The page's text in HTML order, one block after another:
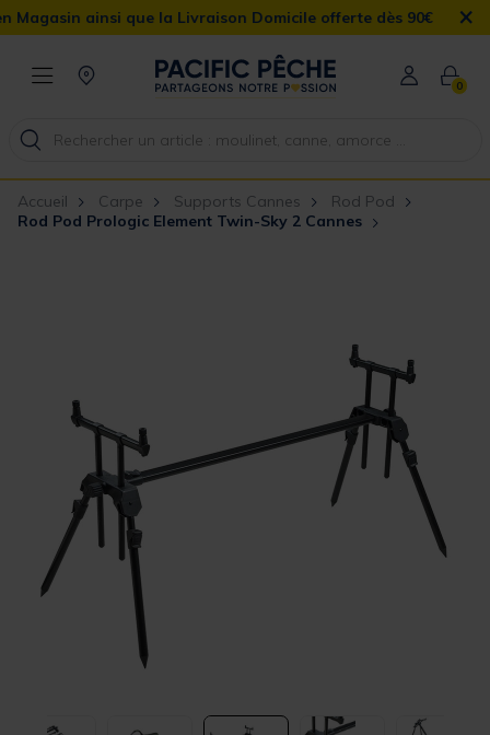
ainsi que la Livraison Domicile offerte dès 90€ ×
0
Accueil Carpe Supports Cannes
Rod Pod
Rod Pod Prologic Element Twin-Sky 2 Cannes